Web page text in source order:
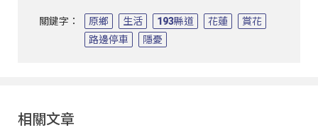
關鍵字： 原鄉 生活 193縣道 花蓮
賞花
路邊停車
隱憂
相關文章